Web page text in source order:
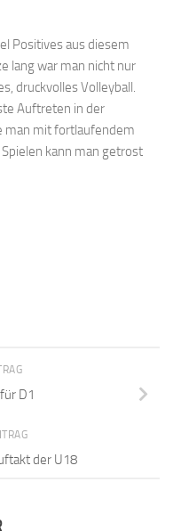
Positives aus diesem
lang war man nicht nur
druckvolles Volleyball.
Auftreten in der
man mit fortlaufendem
kann man getrost
D1
der U18